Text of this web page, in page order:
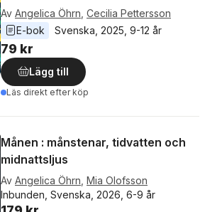
Av Angelica Öhrn Cecilia Pettersson
E-bok
Svenska 2025 9-12 år
79 kr
Lägg till
Läs direkt efter köp
Månen : månstenar, tidvatten och
midnattsljus
Av Angelica Öhrn Mia Olofsson
Inbunden, Svenska, 2026, 6-9 år